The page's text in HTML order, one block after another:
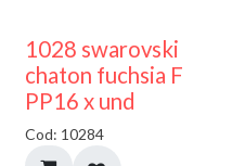
1028 swarovski
chaton fuchsia F
PP16 x und
Cod: 10284